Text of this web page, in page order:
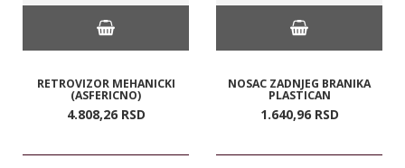
RETROVIZOR MEHANICKI
(ASFERICNO)
4.808,26 RSD
NOSAC ZADNJEG BRANIKA
PLASTICAN
1.640,96 RSD